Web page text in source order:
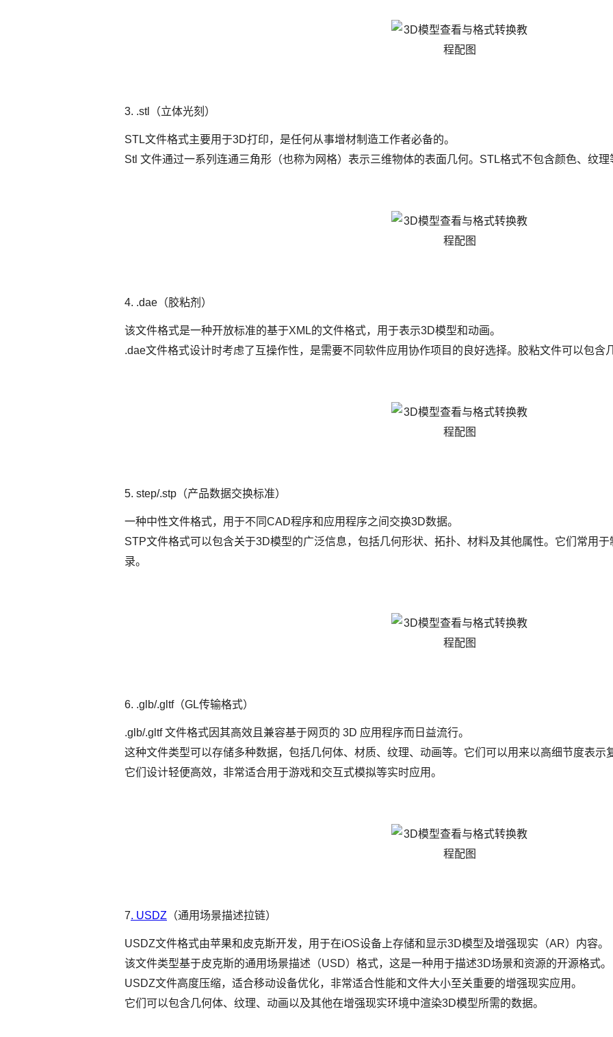
3. .stl（立体光刻）
STL文件格式主要用于3D打印，是任何从事增材制造工作者必备的。
Stl 文件通过一系列连通三角形（也称为网格）表示三维物体的表面几何。STL格式不包含颜色、纹理
4. .dae（胶粘剂）
该文件格式是一种开放标准的基于XML的文件格式，用于表示3D模型和动画。
.dae文件格式设计时考虑了互操作性，是需要不同软件应用协作项目的良好选择。胶粘文件可以包含
5. step/.stp（产品数据交换标准）
一种中性文件格式，用于不同CAD程序和应用程序之间交换3D数据。
STP文件格式可以包含关于3D模型的广泛信息，包括几何形状、拓扑、材料及其他属性。它们常用
录。
6. .glb/.gltf（GL传输格式）
.glb/.gltf 文件格式因其高效且兼容基于网页的 3D 应用程序而日益流行。
这种文件类型可以存储多种数据，包括几何体、材质、纹理、动画等。它们可以用来以高细节度表示
它们设计轻便高效，非常适合用于游戏和交互式模拟等实时应用。
7. USDZ （通用场景描述拉链）
USDZ文件格式由苹果和皮克斯开发，用于在iOS设备上存储和显示3D模型及增强现实（AR）内容。
该文件类型基于皮克斯的通用场景描述（USD）格式，这是一种用于描述3D场景和资源的开源格式。
USDZ文件高度压缩，适合移动设备优化，非常适合性能和文件大小至关重要的增强现实应用。
它们可以包含几何体、纹理、动画以及其他在增强现实环境中渲染3D模型所需的数据。